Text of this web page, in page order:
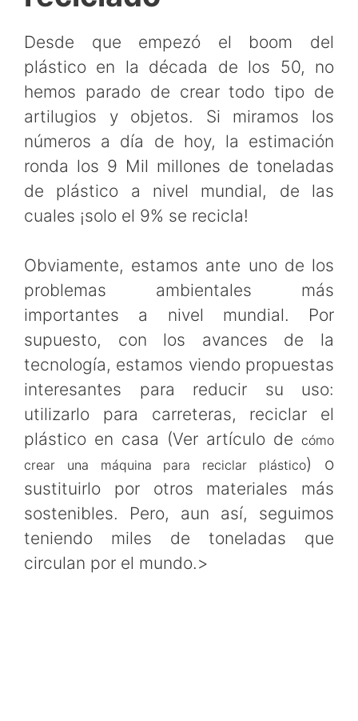
Desde que empezó el boom del
plástico en la década de los 50, no
hemos parado de crear todo tipo de
artilugios y objetos. Si miramos los
números a día de hoy, la estimación
ronda los 9 Mil millones de toneladas
de plástico a nivel mundial, de las
cuales ¡solo el 9% se recicla!
Obviamente, estamos ante uno de los
problemas ambientales más
importantes a nivel mundial. Por
supuesto, con los avances de la
tecnología, estamos viendo propuestas
interesantes para reducir su uso:
utilizarlo para carreteras, reciclar el
plástico en casa (Ver artículo de cómo
crear una máquina para reciclar plástico) o
sustituirlo por otros materiales más
sostenibles. Pero, aun así, seguimos
teniendo miles de toneladas que
circulan por el mundo.>